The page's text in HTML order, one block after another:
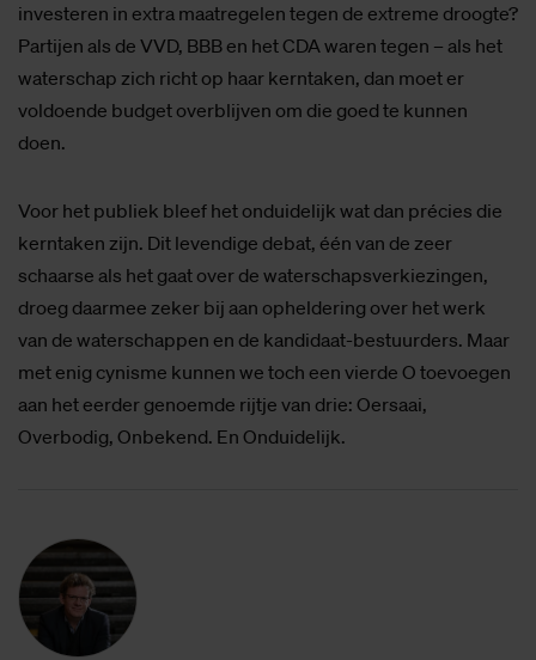
investeren in extra maatregelen tegen de extreme droogte?
Partijen als de VVD, BBB en het CDA waren tegen – als het
waterschap zich richt op haar kerntaken, dan moet er
voldoende budget overblijven om die goed te kunnen
doen.
Voor het publiek bleef het onduidelijk wat dan précies die
kerntaken zijn. Dit levendige debat, één van de zeer
schaarse als het gaat over de waterschapsverkiezingen,
droeg daarmee zeker bij aan opheldering over het werk
van de waterschappen en de kandidaat-bestuurders. Maar
met enig cynisme kunnen we toch een vierde O toevoegen
aan het eerder genoemde rijtje van drie: Oersaai,
Overbodig, Onbekend. En Onduidelijk.